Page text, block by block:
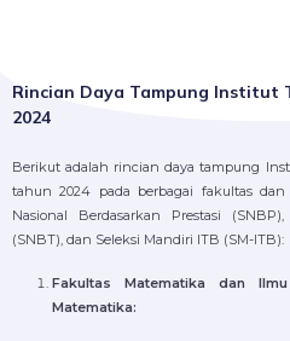
Rincian Daya Tampung Institut
2024
Berikut adalah rincian daya tampung
tahun 2024 pada berbagai fakultas
Nasional Berdasarkan Prestasi
(SNBT), dan Seleksi Mandiri ITB (SM-ITB):
Fakultas Matematika dan
Matematika: